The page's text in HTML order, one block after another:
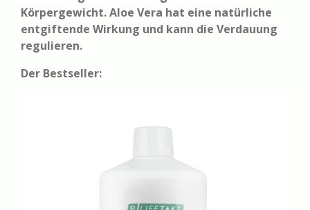
Körpergewicht. Aloe Vera hat eine natürliche
entgiftende Wirkung und kann die Verdauung
regulieren.
Der Bestseller: